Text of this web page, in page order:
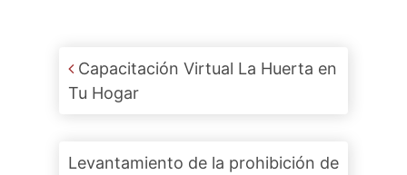
Post navigation
Capacitación Virtual La Huerta en
Tu Hogar
Levantamiento de la prohibición de